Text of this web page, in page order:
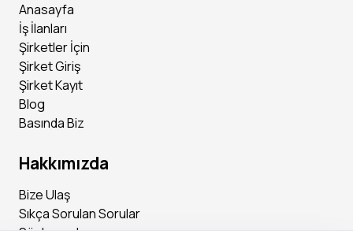
Anasayfa
İş İlanları
Şirketler İçin
Şirket Giriş
Şirket Kayıt
Blog
Basında Biz
Hakkımızda
Bize Ulaş
Sıkça Sorulan Sorular
Sözleşmeler